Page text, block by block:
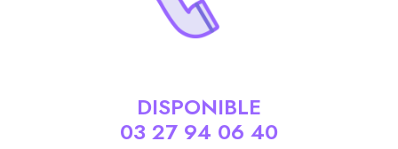
DISPONIBLE
03 27 94 06 40